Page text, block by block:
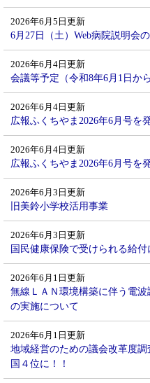
2026年6月5日更新
6月27日（土）Web病院説明会
2026年6月4日更新
会議等予定（令和8年6月1日か
2026年6月4日更新
広報ふくちやま2026年6月号を
2026年6月4日更新
広報ふくちやま2026年6月号を
2026年6月3日更新
旧美鈴小学校活用事業
2026年6月3日更新
国民健康保険で受けられる給付
2026年6月1日更新
無線ＬＡＮ環境構築に伴う電
の実施について
2026年6月1日更新
地域経営のための議会改革度
国４位に！！